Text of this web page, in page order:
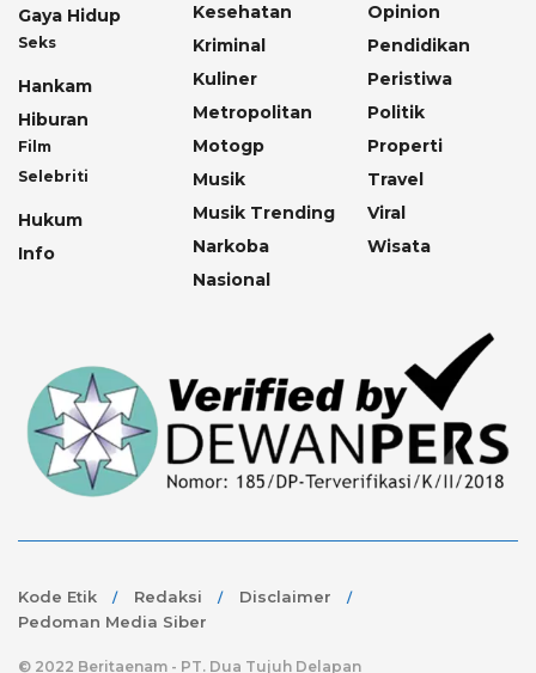
Gaya Hidup
Seks
Hankam
Hiburan
Film
Selebriti
Hukum
Info
Kesehatan
Kriminal
Kuliner
Metropolitan
Motogp
Musik
Musik Trending
Narkoba
Nasional
Opinion
Pendidikan
Peristiwa
Politik
Properti
Travel
Viral
Wisata
Kode Etik Redaksi
Disclaimer
Pedoman Media Siber
© 2022 Beritaenam - PT. Dua Tujuh Delapan